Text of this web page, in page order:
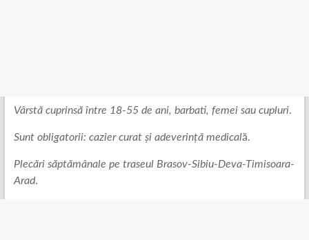
Vârstă cuprinsă între 18-55 de ani, barbati, femei sau cupluri.
Sunt obligatorii: cazier curat și adeverință medicală.
Plecări săptămânale pe traseul Brasov-Sibiu-Deva-Timisoara-
Arad.